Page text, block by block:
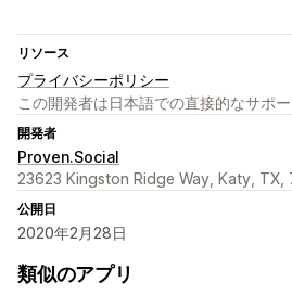
リソース
プライバシーポリシー
この開発者は日本語での直接的なサポ
開発者
Proven.Social
23623 Kingston Ridge Way, Katy, TX,
公開日
2020年2月28日
類似のアプリ